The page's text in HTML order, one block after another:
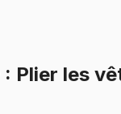
: Plier les